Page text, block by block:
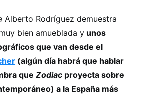
Alberto Rodríguez demuestra
bien amueblada y unos
que van desde el
(algún día habrá que hablar
que Zodiac proyecta sobre
a la España más